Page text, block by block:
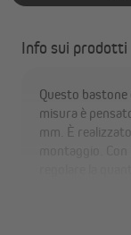
Info sui prodotti
Questo bastone
misura è
mm. È
bastone di